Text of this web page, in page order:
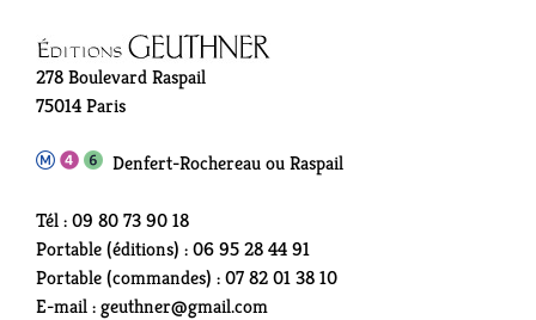
278 Boulevard Raspail
75014 Paris
Denfert-Rochereau ou Raspail
Tél : 09 80 73 90 18
Portable (éditions) : 06 95 28 44 91
Portable (commandes) : 07 82 01 38 10
E-mail : geuthner@gmail.com